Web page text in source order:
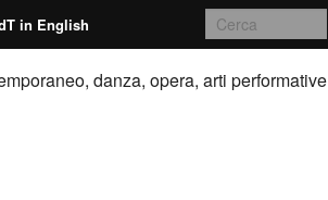
in English
danza, opera, arti performative